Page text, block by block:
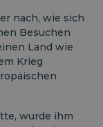
nach, wie sich
Besuchen
Land wie
Krieg
wurde ihm